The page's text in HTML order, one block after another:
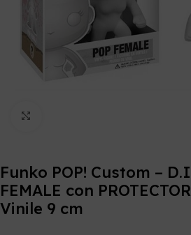
Funko POP! Custom –
FEMALE con
Vinile 9 cm